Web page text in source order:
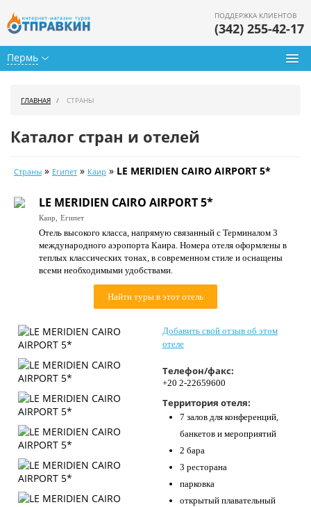
Пермь
ПОДДЕРЖКА КЛИЕНТОВ
(342) 255-42-17
Календарь туров
Цены дня
Страны
Как купить
Контакты
ГЛАВНАЯ СТРАНЫ
Каталог стран и отелей
Страны » Египет » Каир » LE MERIDIEN CAIRO AIRPORT 5*
LE MERIDIEN CAIRO AIRPORT 5*
Каир, Египет
Отель высокого класса, напрямую связанный с Терминалом 3
международного аэропорта Каира. Номера отеля оформлены в
теплых классических тонах, в современном стиле и оснащены
всеми необходимыми удобствами.
Найти туры в этот отель
Добавить свой отзыв об этом
отеле
Телефон/факс:
+20 2-22659600
Территория отеля:
7 залов для конференций,
банкетов и мероприятий
2 бара
3 ресторана
парковка
открытый плавательный